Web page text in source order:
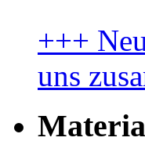
+++
uns